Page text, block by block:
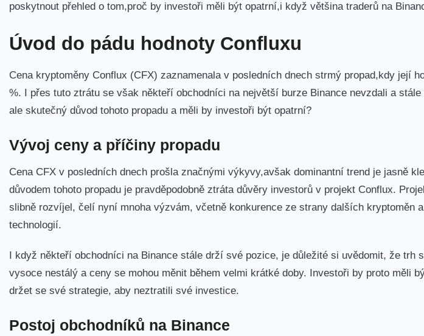
poskytnout přehled o tom,proč by investoři měli ‌být opatrní,i když‌ většina traderů na
Úvod do pádu hodnoty Confluxu
Cena kryptoměny‍ Conflux (CFX) zaznamenala v posledních dnech strmý propad,kdy její⁢
%. ‌I přes tuto‌ ztrátu se však někteří obchodníci na největší burze Binance nevzdali a
‌ale skutečný důvod tohoto propadu a měli by investoři ⁤být opatrní?
Vývoj ceny a příčiny propadu
Cena CFX v posledních dnech prošla značnými ⁣výkyvy,avšak dominantní trend je jasně
důvodem​ tohoto‌ propadu je pravděpodobně ztráta důvěry investorů v projekt Conflux.
slibně rozvíjel, čelí nyní mnoha výzvám, včetně konkurence ze​ strany dalších kryptoměn
technologií.
I když někteří obchodníci na Binance stále drží své ⁣pozice, je důležité si uvědomit, ⁢že trh
vysoce nestálý ⁣a ceny se mohou měnit během velmi krátké doby.⁣ Investoři by proto ⁢měli
držet se ‍své strategie, aby neztratili‍ své ‌investice.
Postoj obchodníků na Binance